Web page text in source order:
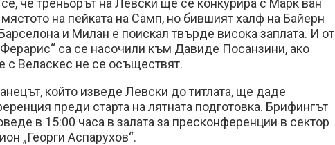
че треньорът на Левски ще се конкурира с Марк ван
на пейката на Самп, но бившият халф на Байерн
и Милан е поискал твърде висока заплата. И от
са се насочили към Давиде Посанзини, ако
с Веласкес не се осъществят.
който изведе Левски до титлата, ще даде
преди старта на лятната подготовка. Брифингът
в 15:00 часа в залата за пресконференции в сектор
„Георги Аспарухов“.